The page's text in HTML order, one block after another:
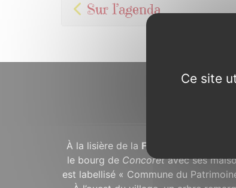
Sur l’agenda
À la lisière de la Forêt de Brocéliande
le bourg de Concoretavec ses
est labellisé « Commune du
Ce site